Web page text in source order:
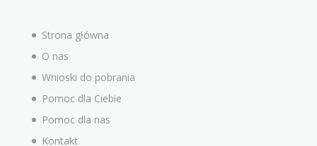
Strona główna
O nas
Wnioski do pobrania
Pomoc dla Ciebie
Pomoc dla nas
Kontakt